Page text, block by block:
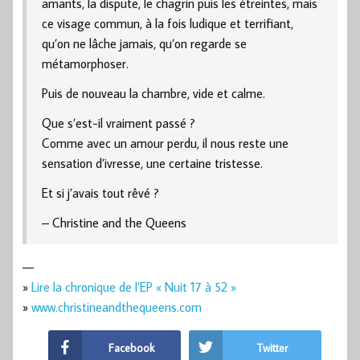
amants, la dispute, le chagrin puis les étreintes, mais
ce visage commun, à la fois ludique et terrifiant,
qu’on ne lâche jamais, qu’on regarde se
métamorphoser.
Puis de nouveau la chambre, vide et calme.
Que s’est-il vraiment passé ?
Comme avec un amour perdu, il nous reste une
sensation d’ivresse, une certaine tristesse.
Et si j’avais tout rêvé ?
– Christine and the Queens
—
» Lire la chronique de l’EP « Nuit 17 à 52 »
» www.christineandthequeens.com
Facebook Twitter